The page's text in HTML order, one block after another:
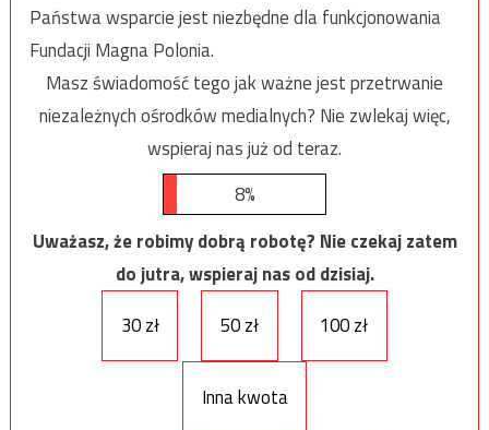
Państwa wsparcie jest niezbędne dla funkcjonowania
Fundacji Magna Polonia.
Masz świadomość tego jak ważne jest przetrwanie
niezależnych ośrodków medialnych? Nie zwlekaj więc,
wspieraj nas już od teraz.
8%
Uważasz, że robimy dobrą robotę? Nie czekaj zatem
do jutra, wspieraj nas od dzisiaj.
30 zł
50 zł 100 zł
Inna kwota